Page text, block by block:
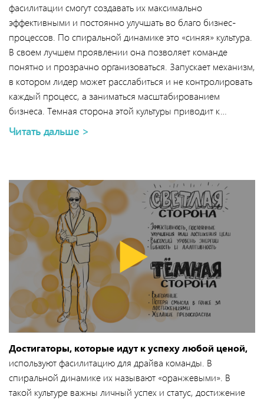
фасилитации смогут создавать их максимально
эффективными и постоянно улучшать во благо бизнес-
процессов. По спиральной динамике это «синяя» культура.
В своем лучшем проявлении она позволяет команде
понятно и прозрачно организоваться. Запускает механизм,
в котором лидер может расслабиться и не контролировать
каждый процесс, а заниматься масштабированием
бизнеса. Темная сторона этой культуры приводит к…
Читать дальше >
Достигаторы, которые идут к успеху любой ценой,
используют фасилитацию для драйва команды. В
спиральной динамике их называют «оранжевыми». В
такой культуре важны личный успех и статус, достижение